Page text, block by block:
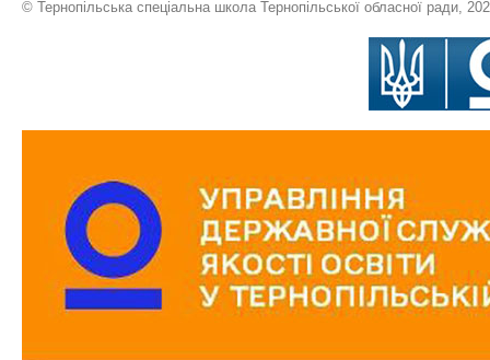
© Тернопільська спеціальна школа Тернопільської обласної ради,